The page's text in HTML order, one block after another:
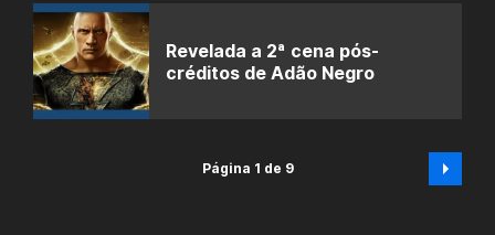
Revelada a 2ª cena pós-
créditos de Adão Negro
Página 1 de 9